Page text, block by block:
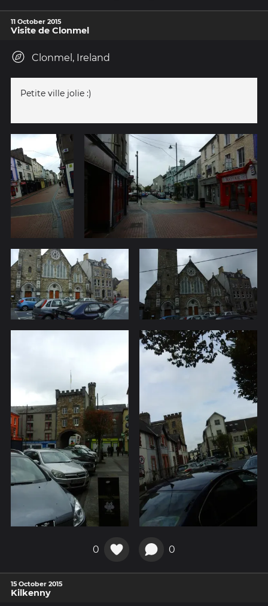
11 October 2015
Visite de Clonmel
Clonmel, Ireland
Petite ville jolie :)
0 0
15 October 2015
Kilkenny